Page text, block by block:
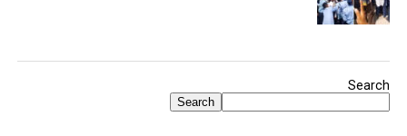
Search
Search